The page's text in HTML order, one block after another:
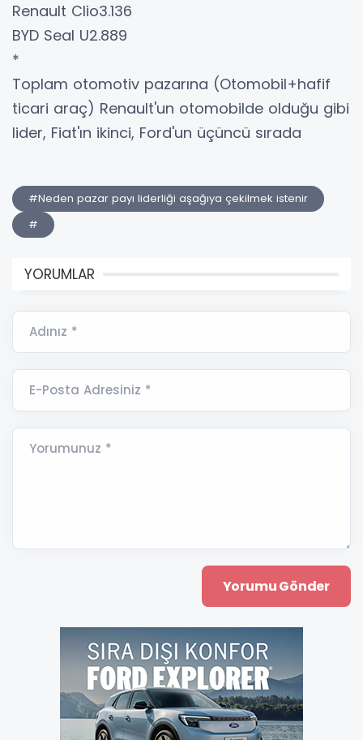
Renault Clio3.136
BYD Seal U2.889
*
Toplam otomotiv pazarına (Otomobil+hafif
ticari araç) Renault'un otomobilde olduğu gibi
lider, Fiat'ın ikinci, Ford'un üçüncü sırada
#Neden pazar payı liderliği aşağıya çekilmek istenir
#
YORUMLAR
Adınız *
E-Posta Adresiniz *
Yorumunuz *